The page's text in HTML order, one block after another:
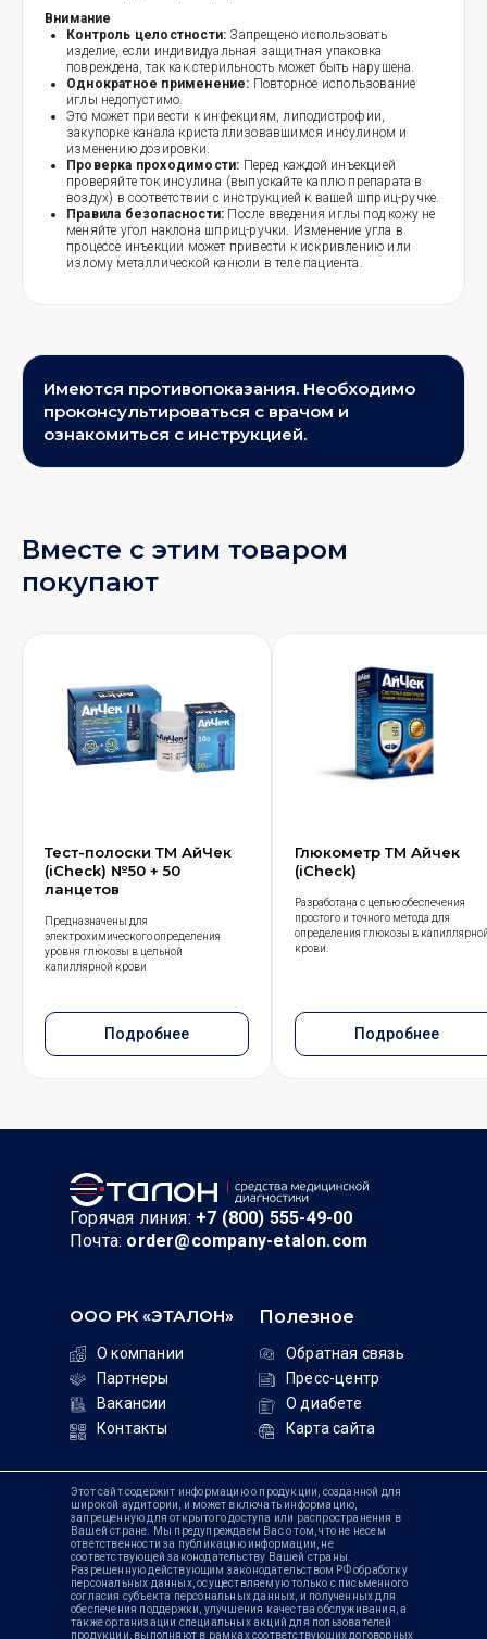
Внимание
Контроль целостности: Запрещено использовать
изделие, если индивидуальная защитная упаковка
повреждена, так как стерильность может быть нарушена.
Однократное применение: Повторное использование
иглы недопустимо.
Это может привести к инфекциям, липодистрофии,
закупорке канала кристаллизовавшимся инсулином и
изменению дозировки.
Проверка проходимости: Перед каждой инъекцией
проверяйте ток инсулина (выпускайте каплю препарата в
воздух) в соответствии с инструкцией к вашей шприц-ручке.
Правила безопасности: После введения иглы под кожу не
меняйте угол наклона шприц-ручки. Изменение угла в
процессе инъекции может привести к искривлению или
излому металлической канюли в теле пациента.
Имеются противопоказания. Необходимо
проконсультироваться с врачом и
ознакомиться с инструкцией.
Вместе с этим товаром
покупают
Тест-полоски ТМ АйЧек
(iCheck) №50 + 50
ланцетов
Предназначены для
электрохимического определения
уровня глюкозы в цельной
капиллярной крови
Подробнее
Глюкометр ТМ Айчек
(iCheck)
Разработана с целью обеспечения
простого и точного метода для
определения глюкозы в
крови.
Подробнее
ООО РК «ЭТАЛОН»
О компании
Партнеры
Вакансии
Контакты
Полезное
Обратная связь
Пресс-центр
О диабете
Карта сайта
Горячая линия: +7 (800) 555-49-00
Почта: order@company-etalon.com
Этот сайт содержит информацию о продукции, созданной для
широкой аудитории, и может включать информацию,
запрещенную для открытого доступа или распространения в
Вашей стране. Мы предупреждаем Вас о том, что не несем
ответственности за публикацию информации, не
соответствующей законодательству Вашей страны.
Разрешенную действующим законодательством РФ обработку
персональных данных, осуществляемую только с письменного
согласия субъекта персональных данных, и полученных для
обеспечения поддержки, улучшения качества обслуживания, а
также организации специальных акций для пользователей
продукции, выполняют в рамках соответствующих договорных